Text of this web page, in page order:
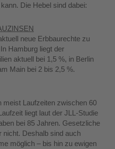
Die Hebel sind dabei:
neue Erbbaurechte zu
Hamburg liegt der
aktuell bei 1,5 %, in Berlin
Main bei 2 bis 2,5 %.
meist Laufzeiten zwischen 60
liegt laut der JLL-Studie
bei 85 Jahren. Gesetzliche
nicht. Deshalb sind auch
möglich – bis hin zu ewigen